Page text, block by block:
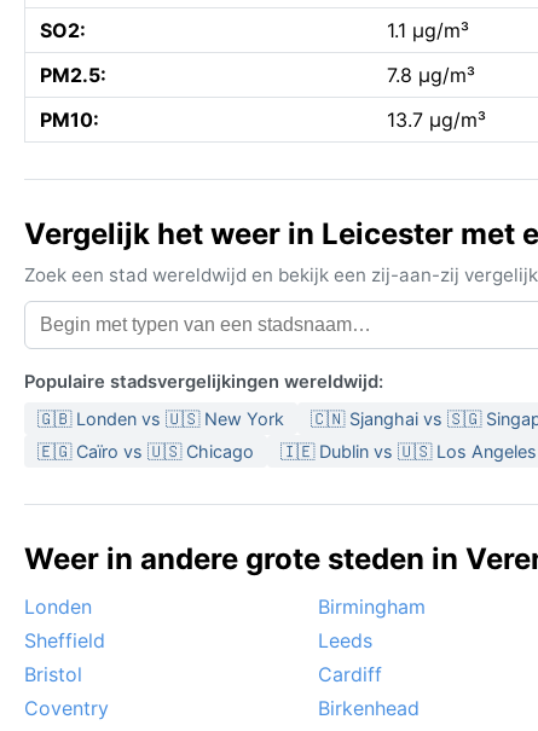
SO2:
1.1 µg/m³
PM2.5:
7.8 µg/m³
PM10:
13.7 µg/m³
Vergelijk het weer in Leicester met
Zoek een stad wereldwijd en bekijk een zij-aan-zij
Populaire stadsvergelijkingen wereldwijd:
🇬🇧 Londen vs 🇺🇸 New York 🇨🇳 Sjanghai vs 🇸🇬
🇪🇬 Caïro vs 🇺🇸 Chicago
🇮🇪 Dublin vs 🇺🇸 Los Angeles
Weer in andere grote steden in
Londen Birmingham
Sheffield
Leeds
Bristol
Cardiff
Coventry
Birkenhead